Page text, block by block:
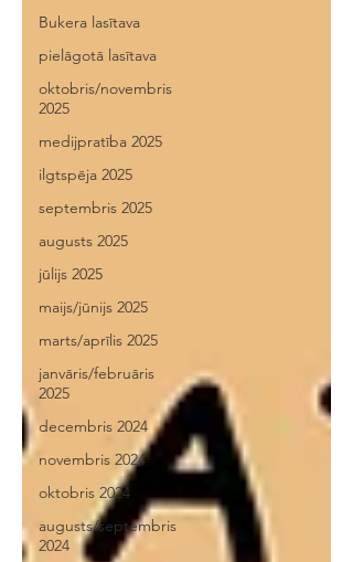
Bukera lasītava
pielāgotā lasītava
oktobris/novembris
2025
medijpratība 2025
ilgtspēja 2025
septembris 2025
augusts 2025
jūlijs 2025
maijs/jūnijs 2025
marts/aprīlis 2025
janvāris/februāris
2025
decembris 2024
novembris 2024
oktobris 2024
augusts/septembris
2024